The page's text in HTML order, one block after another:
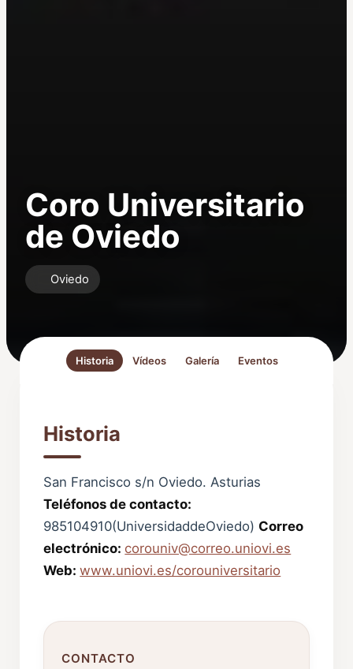
Coro Universitario
de Oviedo
Oviedo
Historia Vídeos Galería Eventos
Historia
San Francisco s/n Oviedo. Asturias
Teléfonos de contacto:
985104910(UniversidaddeOviedo) Correo
electrónico: corouniv@correo.uniovi.es
Web:www.uniovi.es/corouniversitario
CONTACTO